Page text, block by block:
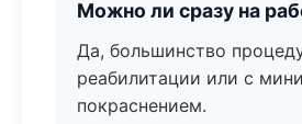
Можно ли сразу на
Да, большинство
реабилитации или с
покраснением.